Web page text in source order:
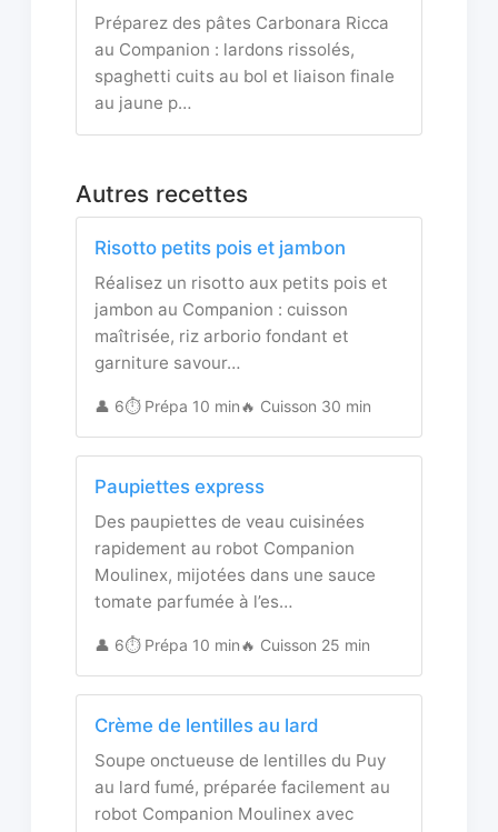
Préparez des pâtes Carbonara Ricca
au Companion : lardons rissolés,
spaghetti cuits au bol et liaison finale
au jaune p…
Autres recettes
Risotto petits pois et jambon
Réalisez un risotto aux petits pois et
jambon au Companion : cuisson
maîtrisée, riz arborio fondant et
garniture savour…
👤 6⏱️ Prépa 10 min🔥 Cuisson 30 min
Paupiettes express
Des paupiettes de veau cuisinées
rapidement au robot Companion
Moulinex, mijotées dans une sauce
tomate parfumée à l’es…
👤 6⏱️ Prépa 10 min🔥 Cuisson 25 min
Crème de lentilles au lard
Soupe onctueuse de lentilles du Puy
au lard fumé, préparée facilement au
robot Companion Moulinex avec